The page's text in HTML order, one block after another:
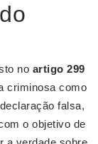
no artigo 299
criminosa como
falsa,
o objetivo de